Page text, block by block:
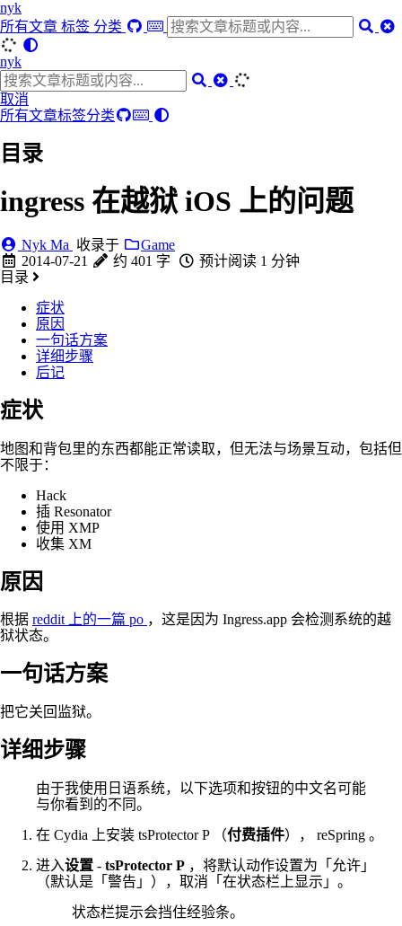
nyk
所有文章 标签 分类
nyk
取消
所有文章标签分类
目录
ingress 在越狱 iOS 上的问题
Nyk Ma 收录于
Game
2014-07-21
约 401 字
预计阅读 1 分钟
目录
症状
原因
一句话方案
详细步骤
后记
症状
地图和背包里的东西都能正常读取，但无法与场景互动，包括但
不限于：
Hack
插 Resonator
使用 XMP
收集 XM
原因
根据 reddit 上的一篇 po ，这是因为 Ingress.app 会检测系统的越
狱状态。
一句话方案
把它关回监狱。
详细步骤
由于我使用日语系统，以下选项和按钮的中文名可能
与你看到的不同。
在 Cydia 上安装 tsProtector P （付费插件）， reSpring 。
进入设置 - tsProtector P ，将默认动作设置为「允许」
（默认是「警告」），取消「在状态栏上显示」。
状态栏提示会挡住经验条。